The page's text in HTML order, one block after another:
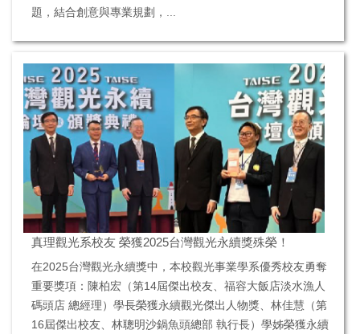
題，結合創意與專業規劃，...
真理觀光系校友 榮獲2025台灣觀光永續獎殊榮！
在2025台灣觀光永續獎中，本校觀光事業學系優秀校友勇奪
重要獎項：陳柏宏（第14屆傑出校友、福容大飯店淡水漁人
碼頭店 總經理）學長榮獲永續觀光傑出人物獎、林佳慧（第
16屆傑出校友、林聰明沙鍋魚頭總部 執行長）學姊榮獲永續